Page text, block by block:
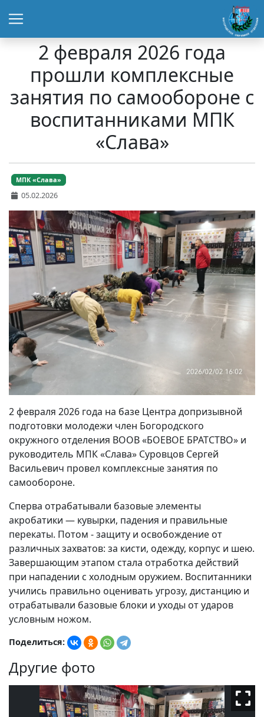
2 февраля 2026 года
прошли комплексные
занятия по самообороне с
воспитанниками МПК
«Слава»
МПК «Слава»
05.02.2026
2 февраля 2026 года на базе Центра допризывной
подготовки молодежи член Богородского
окружного отделения ВООВ «БОЕВОЕ БРАТСТВО» и
руководитель МПК «Слава» Суровцов Сергей
Васильевич провел комплексные занятия по
самообороне.
Сперва отрабатывали базовые элементы
акробатики — кувырки, падения и правильные
перекаты. Потом - защиту и освобождение от
различных захватов: за кисти, одежду, корпус и шею.
Завершающим этапом стала отработка действий
при нападении с холодным оружием. Воспитанники
учились правильно оценивать угрозу, дистанцию и
отрабатывали базовые блоки и уходы от ударов
условным ножом.
Поделиться:
Другие фото